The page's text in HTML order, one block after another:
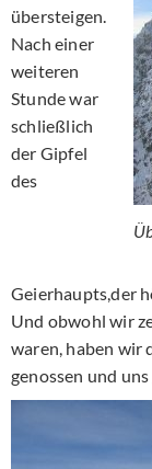
übersteigen.
Nach einer
weiteren
Stunde war
schließlich
der Gipfel
des
Geierhaupts,der
Und obwohl wir
waren, haben wir
genossen und